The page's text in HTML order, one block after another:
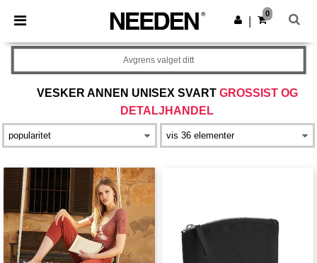
× Needen-app
Bedre priser i appen!
Last ned app
0
VESKER ANNEN UNISEX SVART GROSSIST OG
DETALJHANDEL
Avgrens valget ditt